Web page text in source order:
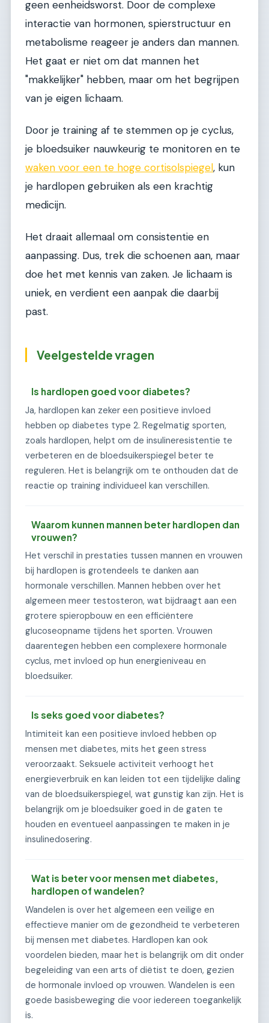
geen eenheidsworst. Door de complexe
interactie van hormonen, spierstructuur en
metabolisme reageer je anders dan mannen.
Het gaat er niet om dat mannen het
"makkelijker" hebben, maar om het begrijpen
van je eigen lichaam.
Door je training af te stemmen op je cyclus,
je bloedsuiker nauwkeurig te monitoren en te
waken voor een te hoge cortisolspiegel, kun
je hardlopen gebruiken als een krachtig
medicijn.
Het draait allemaal om consistentie en
aanpassing. Dus, trek die schoenen aan, maar
doe het met kennis van zaken. Je lichaam is
uniek, en verdient een aanpak die daarbij
past.
Veelgestelde vragen
Is hardlopen goed voor diabetes?
Ja, hardlopen kan zeker een positieve invloed
hebben op diabetes type 2. Regelmatig sporten,
zoals hardlopen, helpt om de insulineresistentie te
verbeteren en de bloedsuikerspiegel beter te
reguleren. Het is belangrijk om te onthouden dat de
reactie op training individueel kan verschillen.
Waarom kunnen mannen beter hardlopen dan
vrouwen?
Het verschil in prestaties tussen mannen en vrouwen
bij hardlopen is grotendeels te danken aan
hormonale verschillen. Mannen hebben over het
algemeen meer testosteron, wat bijdraagt aan een
grotere spieropbouw en een efficiëntere
glucoseopname tijdens het sporten. Vrouwen
daarentegen hebben een complexere hormonale
cyclus, met invloed op hun energieniveau en
bloedsuiker.
Is seks goed voor diabetes?
Intimiteit kan een positieve invloed hebben op
mensen met diabetes, mits het geen stress
veroorzaakt. Seksuele activiteit verhoogt het
energieverbruik en kan leiden tot een tijdelijke daling
van de bloedsuikerspiegel, wat gunstig kan zijn. Het is
belangrijk om je bloedsuiker goed in de gaten te
houden en eventueel aanpassingen te maken in je
insulinedosering.
Wat is beter voor mensen met diabetes,
hardlopen of wandelen?
Wandelen is over het algemeen een veilige en
effectieve manier om de gezondheid te verbeteren
bij mensen met diabetes. Hardlopen kan ook
voordelen bieden, maar het is belangrijk om dit onder
begeleiding van een arts of diëtist te doen, gezien
de hormonale invloed op vrouwen. Wandelen is een
goede basisbeweging die voor iedereen toegankelijk
is.